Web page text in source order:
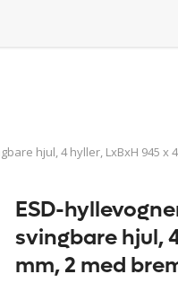
hjul, 4 hyller, LxBxH 945 x
ESD-
svingbare hjul,
mm, 2 med